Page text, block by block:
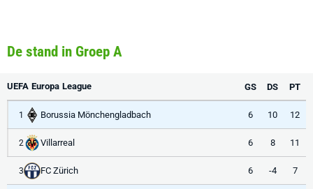
De stand in Groep A
UEFA Europa League GS DS PT
1 Borussia Mönchengladbach 6 10 12
2 Villarreal 6 8 11
3 FC Zürich 6 -4 7